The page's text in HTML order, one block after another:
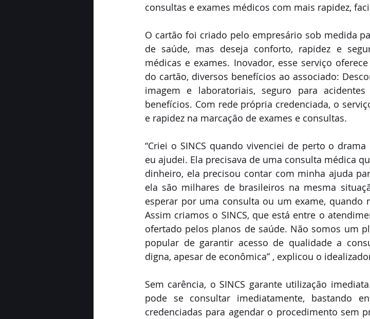
consultas e exames médicos com mais rapidez,
O cartão foi criado pelo empresário sob medida
de saúde, mas deseja conforto, rapidez e
médicas e exames. Inovador, esse serviço
do cartão, diversos benefícios ao associado:
imagem e laboratoriais, seguro para
benefícios. Com rede própria credenciada, o
e rapidez na marcação de exames e consultas.
“Criei o SINCS quando vivenciei de perto o
eu ajudei. Ela precisava de uma consulta médica
dinheiro, ela precisou contar com minha ajuda
ela são milhares de brasileiros na mesma
esperar por uma consulta ou um exame, quando
Assim criamos o SINCS, que está entre o
ofertado pelos planos de saúde. Não somos um
popular de garantir acesso de qualidade a
digna, apesar de econômica” , explicou o
Sem carência, o SINCS garante utilização
pode se consultar imediatamente, bastando
credenciadas para agendar o procedimento sem